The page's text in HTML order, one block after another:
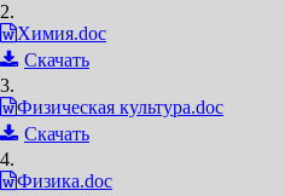
2.
Химия.doc
Скачать
3.
Физическая культура.doc
Скачать
4.
Физика.doc